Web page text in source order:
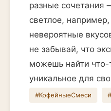
разные сочетания
светлое,
невероятные
не забывай, что
можешь найти
уникальное для
#КофейныеСмеси